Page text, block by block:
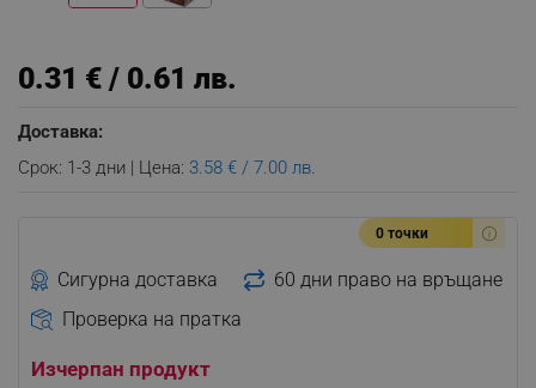
0.31 € / 0.61 лв.
Доставка:
Срок: 1-3 дни | Цена: 3.58 € / 7.00 лв.
0 точки
Сигурна доставка
60 дни право на връщане
Проверка на пратка
Изчерпан продукт